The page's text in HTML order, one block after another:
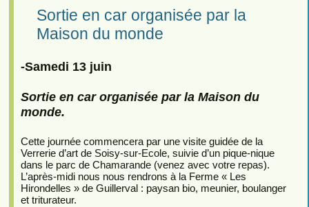
Sortie en car organisée par la
Maison du monde
-Samedi 13 juin
Sortie en car organisée par la Maison du
monde.
Cette journée commencera par une visite guidée de la
Verrerie d’art de Soisy-sur-Ecole, suivie d’un pique-nique
dans le parc de Chamarande (venez avec votre repas).
L’après-midi nous nous rendrons à la Ferme « Les
Hirondelles » de Guillerval : paysan bio, meunier, boulanger
et triturateur.